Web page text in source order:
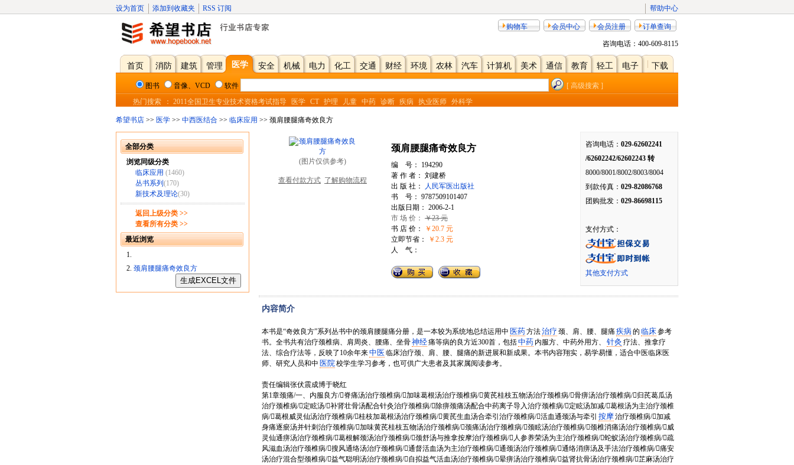
设为首页 添加到收藏夹 RSS 订阅 帮助中心
订单查询
会员注册
会员中心
购物车
咨询电话： 400-609-8115
首页 消防 建筑 管理 医学 安全 机械 电力 化工 交通 财经 环境 农林 汽车 计算机 美术 通信 教育 轻工 电子 下载
图书 音像、VCD 软件
[ 高级搜索 ]
热门搜索
： 2011全国卫生专业技术资格考试指导 医学 CT 护理 儿童 中药 诊断 疾病 执业医师 外科学
希望书店 >> 医学 >> 中西医结合 >> 临床应用 >> 颈肩腰腿痛奇效良方
全部分类
浏览同级分类
临床应用 (1460)
丛书系列 (170)
新技术及理论(30)
返回上级分类 >>
查看所有分类 >>
最近浏览
颈肩腰腿痛奇效良方
(图片仅供参考)
查看付款方式 了解购物流程
颈肩腰腿痛奇效良方
编 号： 194290
著 作 者： 刘建桥
出 版 社：
人民军医出版社
书 号： 9787509101407
出版日期： 2006-2-1
市 场 价： ￥23 元
书 店 价：
￥20.7 元
立即节省：
￥2.3 元
人 气：
咨询电话： 029-62602241
/62602242/62602243 转
8000/8001/8002/8003/8004
到款传真： 029-82086768
团购批发： 029-86698115
支付方式：
其他支付方式
内容简介
本书是“奇效良方”系列丛书中的颈肩腰腿痛分册，是一本较为系统地总结运用中 医药方法治疗 颈、肩、腰、腿痛 疾病 的 临床参考
书。全书共有治疗颈椎病、肩周炎、腰痛、坐骨神经痛等病的良方近300首，包括中药 内服方、中药外用方、 针灸 疗法、推拿疗
法、综合疗法等，反映了10余年来中医临床治疗颈、肩、腰、腿痛的新进展和新成果。本书内容翔实，易学易懂，适合中医临床医
师、研究人员和中 医院校学生学习参考，也可供广大患者及其家属阅读参考。
责任编辑张伏震成博于晓红
第1章颈痛/一、内服良方/脊痛汤治疗颈椎病/加味葛根汤治疗颈椎病/黄芪桂枝五物汤治疗颈椎病/骨痹汤治疗颈椎病/归芪葛瓜汤
治疗颈椎病/定眩汤/补肾壮骨汤配合针灸治疗颈椎病/除痹颈痛汤配合中药离子导入治疗颈椎病/定眩汤加减/葛根汤为主治疗颈椎
病/葛根威灵仙汤治疗颈椎病/桂枝加葛根汤治疗颈椎病/黄芪生血汤合牵引治疗颈椎病/活血通颈汤与牵引 按摩治疗颈椎病/加减
身痛逐瘀汤并针刺治疗颈椎病/加味黄芪桂枝五物汤治疗颈椎病/颈痛汤治疗颈椎病/颈眩汤治疗颈椎病/颈椎消痛汤治疗颈椎病/威
灵仙通痹汤治疗颈椎病/葛根解颈汤治疗颈椎病/颈舒汤与推拿按摩治疗颈椎病/人参养荣汤为主治疗颈椎病/蛇蚁汤治疗颈椎病/疏
风滋血汤治疗颈椎病/搜风通络汤治疗颈椎病/通督活血汤为主治疗颈椎病/通颈汤治疗颈椎病/通络消痹汤及手法治疗颈椎病/痛安
汤治疗混合型颈椎病/益气聪明汤治疗颈椎病/自拟益气活血汤治疗颈椎病/晕痹汤治疗颈椎病/益肾抗骨汤治疗颈椎病/芷麻汤治疗